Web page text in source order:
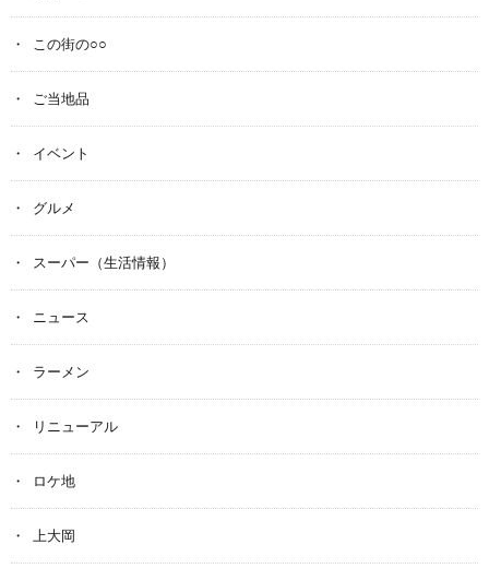
この街の○○
ご当地品
イベント
グルメ
スーパー（生活情報）
ニュース
ラーメン
リニューアル
ロケ地
上大岡